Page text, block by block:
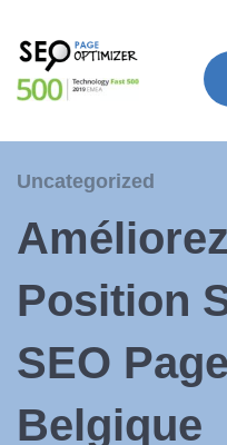
Uncategorized
Position
SEO
Belgique